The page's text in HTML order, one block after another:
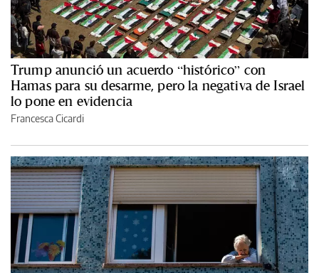
Trump anunció un acuerdo “histórico” con
Hamas para su desarme, pero la negativa de Israel
lo pone en evidencia
Francesca Cicardi